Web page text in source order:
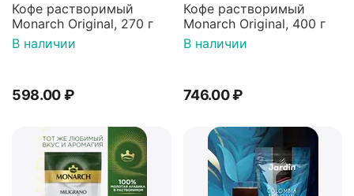
Кофе растворимый
Monarch Original, 270 г
В наличии
598.00₽
Кофе растворимый
Monarch Original, 400 г
В наличии
746.00₽